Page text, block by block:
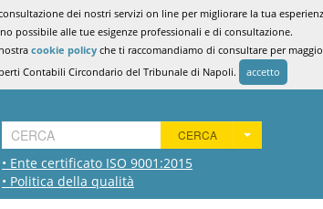
dei nostri servizi on line per migliorare la tua
possibile alle tue esigenze professionali e di consultazione.
cookie policy che ti raccomandiamo di consultare per
Contabili Circondario del Tribunale di Napoli.
accetto
• Ente certificato ISO 9001:2015
• Politica della qualità
CERCA